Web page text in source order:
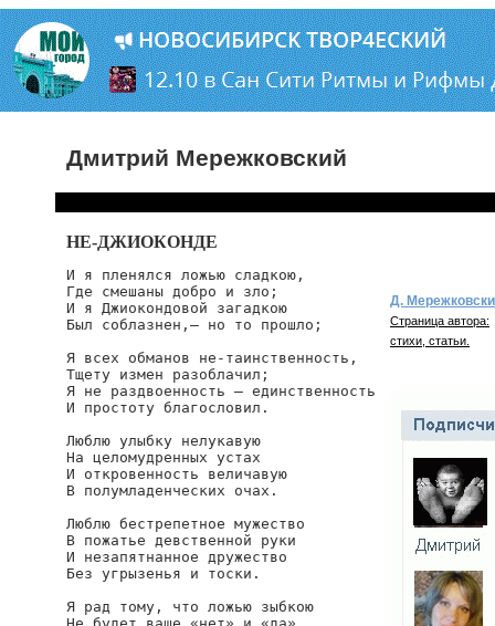
Дмитрий Мережковский
НЕ-ДЖИОКОНДЕ
И я пленялся ложью сладкою,
Где смешаны добро и зло;
И я Джиокондовой загадкою
Был соблазнен,— но то прошло;
Я всех обманов не-таинственность,
Тщету измен разоблачил;
Я не раздвоенность — единственность
И простоту благословил.
Люблю улыбку нелукавую
На целомудренных устах
И откровенность величавую
В полумладенческих очах.
Люблю бестрепетное мужество
В пожатье девственной руки
И незапятнанное дружество
Без угрызенья и тоски.
Я рад тому, что ложью зыбкою
Д.
Страница автора:
стихи, статьи.